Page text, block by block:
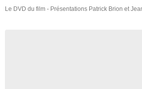
Le DVD du film - Présentations Patrick Brion et